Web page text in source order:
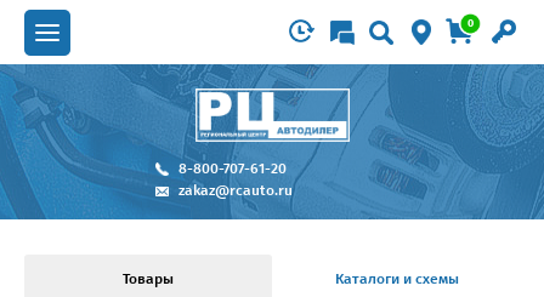
0
8-800-707-61-20
zakaz@rcauto.ru
Товары Каталоги и схемы